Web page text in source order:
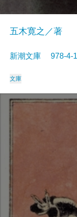
五木寛之／著
新潮文庫 978-4-
文庫